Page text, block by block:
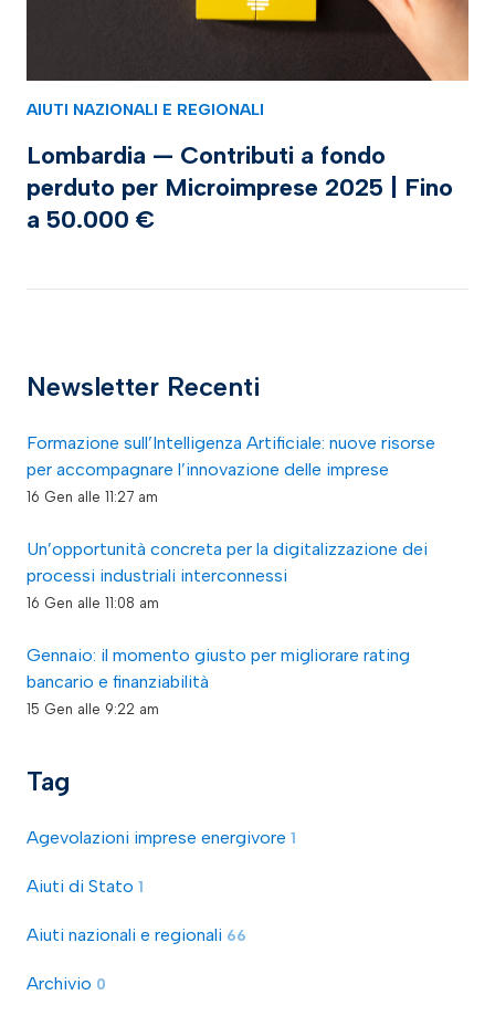
AIUTI NAZIONALI E REGIONALI
Lombardia — Contributi a fondo
perduto per Microimprese 2025 | Fino
a 50.000 €
Newsletter Recenti
Formazione sull’Intelligenza Artificiale: nuove risorse
per accompagnare l’innovazione delle imprese
16 Gen alle 11:27 am
Un’opportunità concreta per la digitalizzazione dei
processi industriali interconnessi
16 Gen alle 11:08 am
Gennaio: il momento giusto per migliorare rating
bancario e finanziabilità
15 Gen alle 9:22 am
Tag
Agevolazioni imprese energivore 1
Aiuti di Stato 1
Aiuti nazionali e regionali 66
Archivio 0